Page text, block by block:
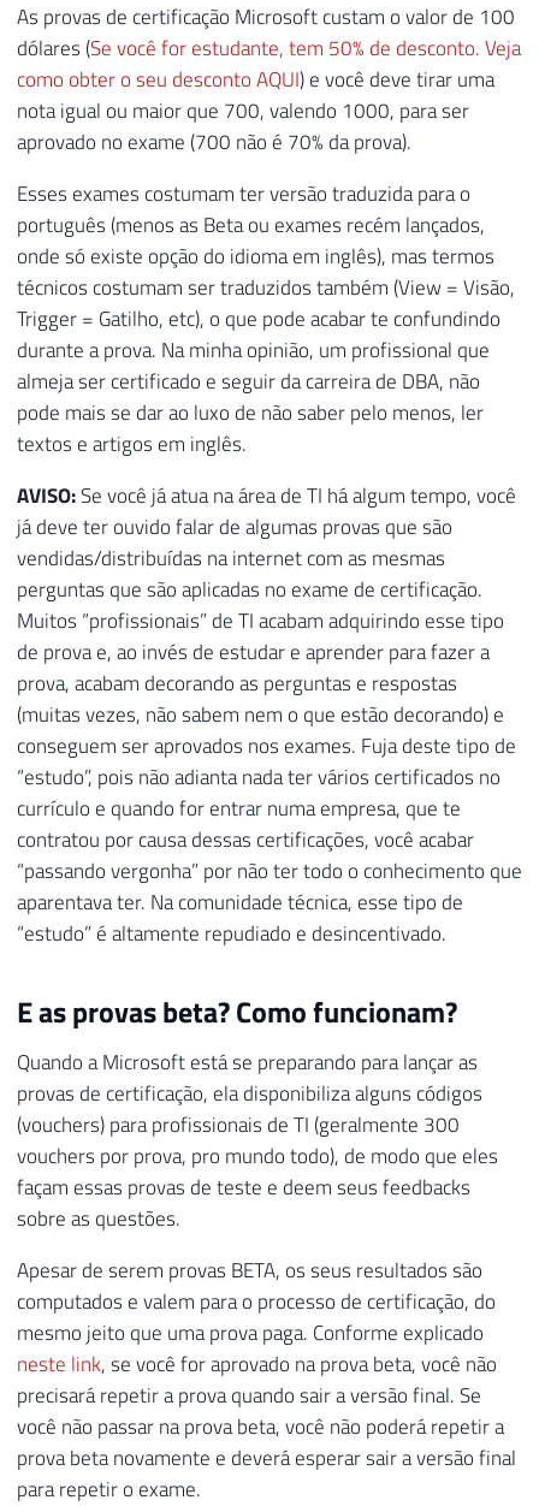
As provas de certificação Microsoft custam o valor de 100
dólares (Se você for estudante, tem 50% de desconto. Veja
como obter o seu desconto AQUI) e você deve tirar uma
nota igual ou maior que 700, valendo 1000, para ser
aprovado no exame (700 não é 70% da prova).
Esses exames costumam ter versão traduzida para o
português (menos as Beta ou exames recém lançados,
onde só existe opção do idioma em inglês), mas termos
técnicos costumam ser traduzidos também (View = Visão,
Trigger = Gatilho, etc), o que pode acabar te confundindo
durante a prova. Na minha opinião, um profissional que
almeja ser certificado e seguir da carreira de DBA, não
pode mais se dar ao luxo de não saber pelo menos, ler
textos e artigos em inglês.
AVISO:Se você já atua na área de TI há algum tempo, você
já deve ter ouvido falar de algumas provas que são
vendidas/distribuídas na internet com as mesmas
perguntas que são aplicadas no exame de certificação.
Muitos “profissionais” de TI acabam adquirindo esse tipo
de prova e, ao invés de estudar e aprender para fazer a
prova, acabam decorando as perguntas e respostas
(muitas vezes, não sabem nem o que estão decorando) e
conseguem ser aprovados nos exames. Fuja deste tipo de
“estudo”, pois não adianta nada ter vários certificados no
currículo e quando for entrar numa empresa, que te
contratou por causa dessas certificações, você acabar
“passando vergonha” por não ter todo o conhecimento que
aparentava ter. Na comunidade técnica, esse tipo de
“estudo” é altamente repudiado e desincentivado.
E as provas beta? Como funcionam?
Quando a Microsoft está se preparando para lançar as
provas de certificação, ela disponibiliza alguns códigos
(vouchers) para profissionais de TI (geralmente 300
vouchers por prova, pro mundo todo), de modo que eles
façam essas provas de teste e deem seus feedbacks
sobre as questões.
Apesar de serem provas BETA, os seus resultados são
computados e valem para o processo de certificação, do
mesmo jeito que uma prova paga. Conforme explicado
neste link, se você for aprovado na prova beta, você não
precisará repetir a prova quando sair a versão final. Se
você não passar na prova beta, você não poderá repetir a
prova beta novamente e deverá esperar sair a versão final
para repetir o exame.